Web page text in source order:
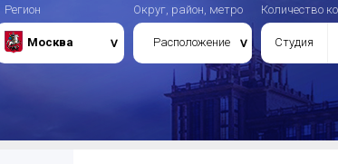
Регион
Москва
Округ, район, метро
Расположение
Количество
Студия